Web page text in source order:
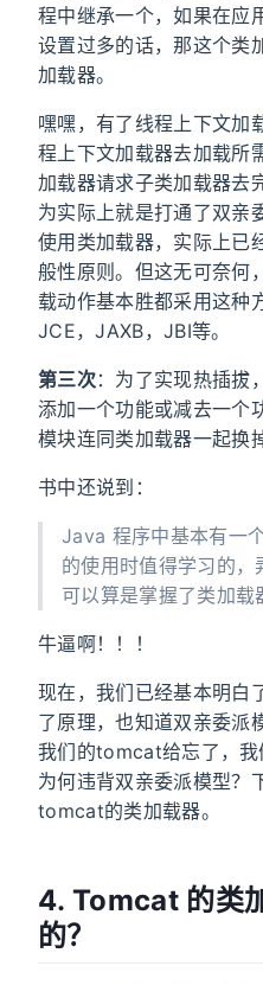
程中继承一个，如果在应
设置过多的话，那这个类
加载器。
嘿嘿，有了线程上下文加
程上下文加载器去加载所
加载器请求子类加载器去
为实际上就是打通了双亲
使用类加载器，实际上已
般性原则。但这无可奈何
载动作基本胜都采用这种
JCE，JAXB，JBI等。
第三次：为了实现热插拔
添加一个功能或减去一个
模块连同类加载器一起换
书中还说到：
Java 程序中基本有一
的使用时值得学习的，
可以算是掌握了类加载
牛逼啊！！！
现在，我们已经基本明白
了原理，也知道双亲委派
我们的tomcat给忘了，
为何违背双亲委派模型？
tomcat的类加载器。
4. Tomcat 的类
的？